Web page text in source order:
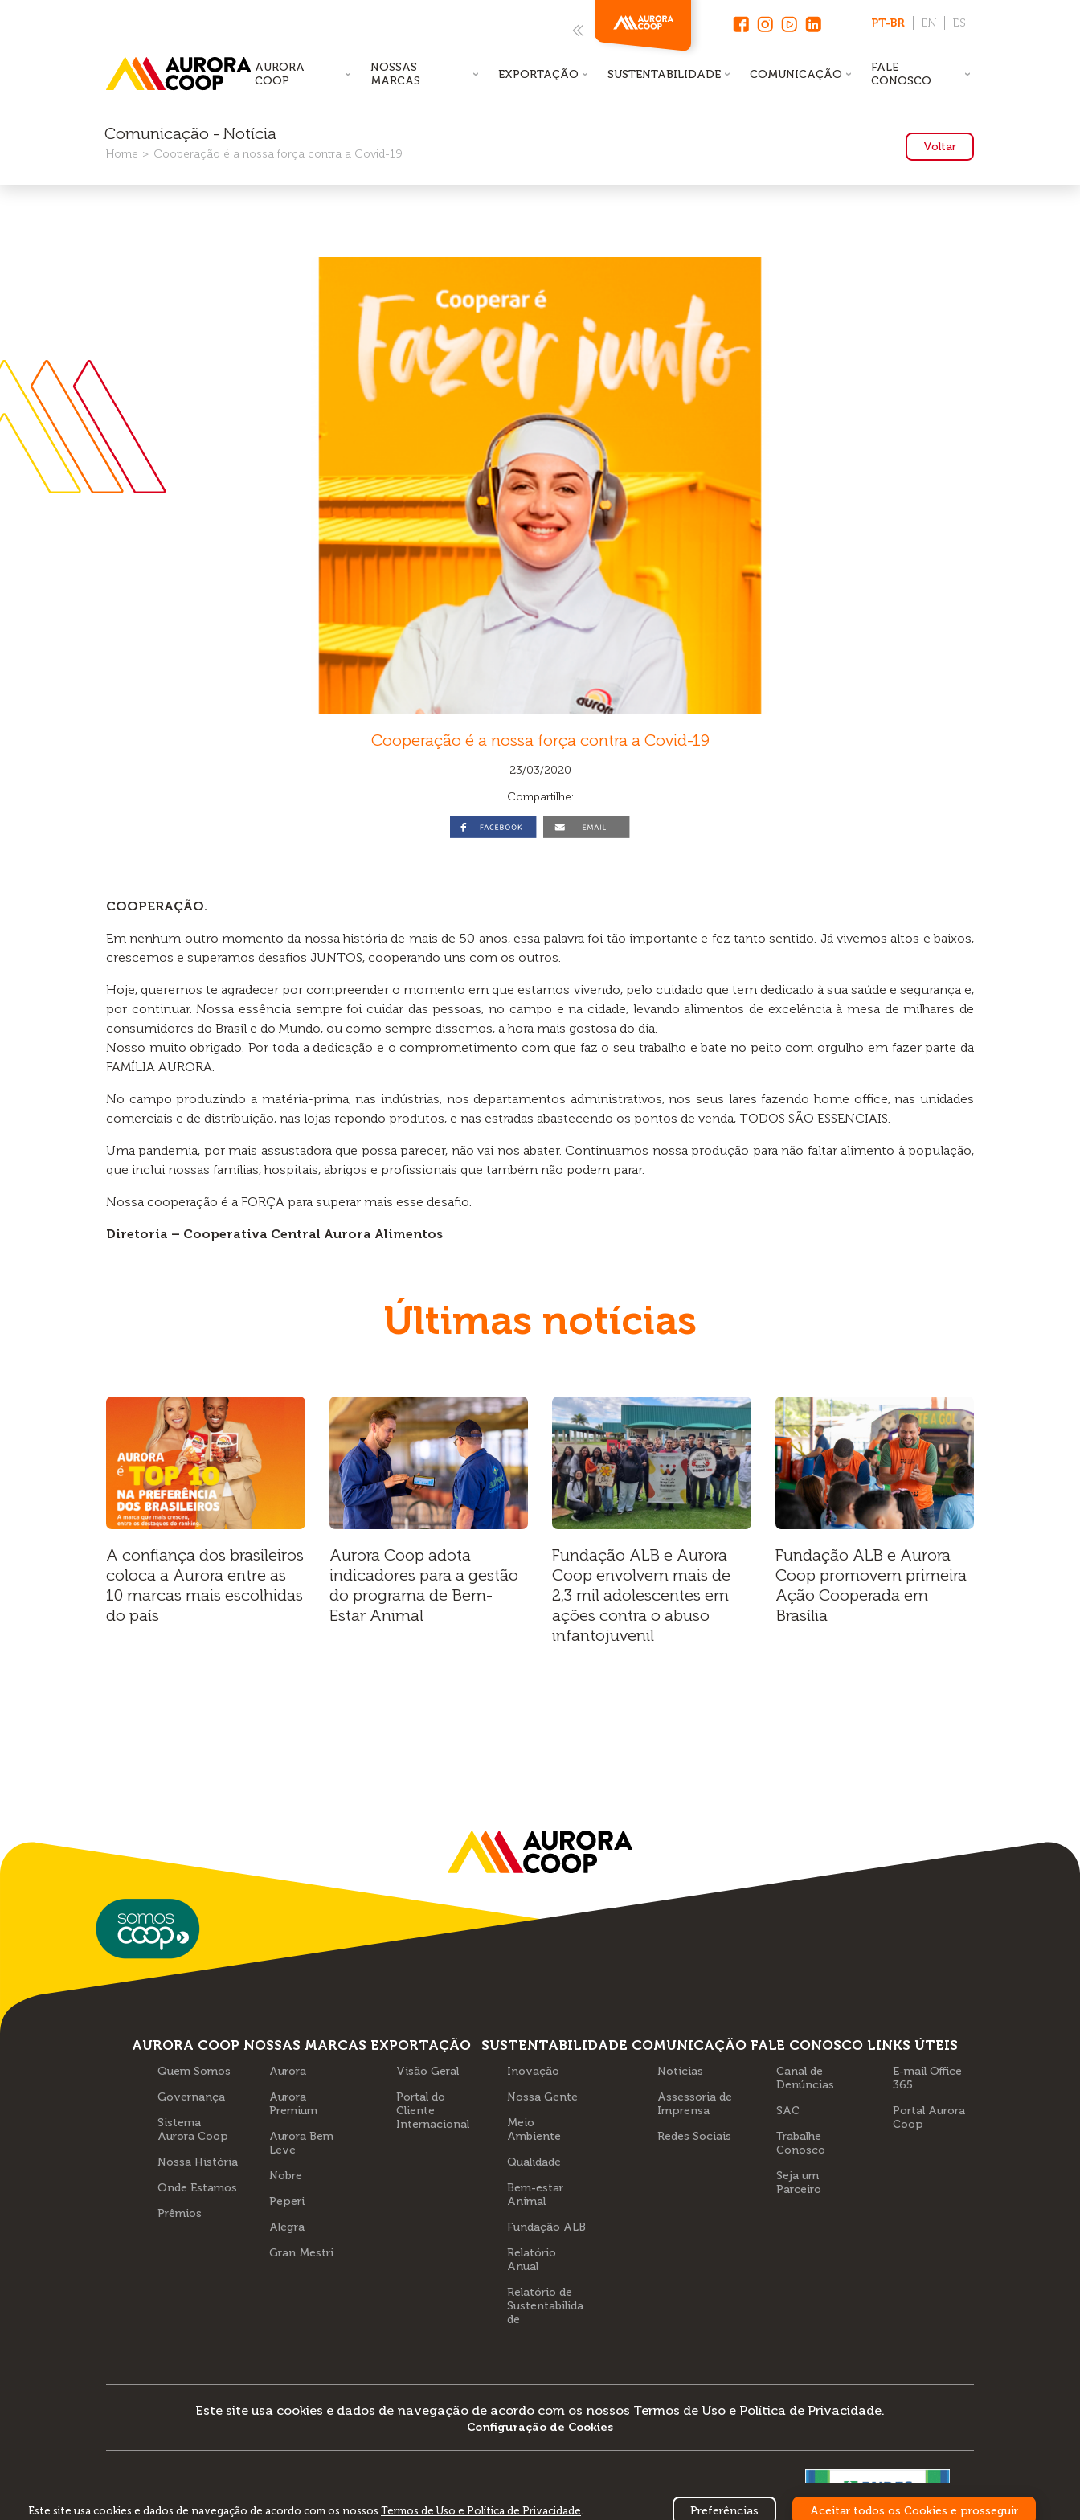
PT-BR EN ES
AURORA
COOP
NOSSAS
MARCAS
EXPORTAÇÃO SUSTENTABILIDADE COMUNICAÇÃO
FALE
CONOSCO
Comunicação - Notícia
Home Cooperação é a nossa força contra a Covid-19
Voltar
Cooperação é a nossa força contra a Covid-19
23/03/2020
Compartilhe:
COOPERAÇÃO.
Em nenhum outro momento da nossa história de mais de 50 anos, essa palavra foi tão importante e fez tanto sentido. Já vivemos altos e baixos,
crescemos e superamos desafios JUNTOS, cooperando uns com os outros.
Hoje, queremos te agradecer por compreender o momento em que estamos vivendo, pelo cuidado que tem dedicado à sua saúde e segurança e,
por continuar. Nossa essência sempre foi cuidar das pessoas, no campo e na cidade, levando alimentos de excelência à mesa de milhares de
consumidores do Brasil e do Mundo, ou como sempre dissemos, a hora mais gostosa do dia.
Nosso muito obrigado. Por toda a dedicação e o comprometimento com que faz o seu trabalho e bate no peito com orgulho em fazer parte da
FAMÍLIA AURORA.
No campo produzindo a matéria-prima, nas indústrias, nos departamentos administrativos, nos seus lares fazendo home office, nas unidades
comerciais e de distribuição, nas lojas repondo produtos, e nas estradas abastecendo os pontos de venda, TODOS SÃO ESSENCIAIS.
Uma pandemia, por mais assustadora que possa parecer, não vai nos abater. Continuamos nossa produção para não faltar alimento à população,
que inclui nossas famílias, hospitais, abrigos e profissionais que também não podem parar.
Nossa cooperação é a FORÇA para superar mais esse desafio.
Diretoria – Cooperativa Central Aurora Alimentos
Últimas notícias
A confiança dos brasileiros
coloca a Aurora entre as
10 marcas mais escolhidas
do país
Aurora Coop adota
indicadores para a gestão
do programa de Bem-
Estar Animal
Fundação ALB e Aurora
Coop envolvem mais de
2,3 mil adolescentes em
ações contra o abuso
infantojuvenil
Fundação ALB e Aurora
Coop promovem primeira
Ação Cooperada em
Brasília
AURORA COOP
Quem Somos
Governança
Sistema
Aurora Coop
Nossa História
Onde Estamos
Prêmios
NOSSAS MARCAS
Aurora
Aurora
Premium
Aurora Bem
Leve
Nobre
Peperi
Alegra
Gran Mestri
EXPORTAÇÃO
Visão Geral
Portal do
Cliente
Internacional
SUSTENTABILIDADE
Inovação
Nossa Gente
Meio
Ambiente
Qualidade
Bem-estar
Animal
Fundação ALB
Relatório
Anual
Relatório de
Sustentabilida
de
COMUNICAÇÃO
Notícias
Assessoria de
Imprensa
Redes Sociais
FALE CONOSCO
Canal de
Denúncias
SAC
Trabalhe
Conosco
Seja um
Parceiro
LINKS ÚTEIS
E-mail Office
365
Portal Aurora
Coop
Este site usa cookies e dados de navegação de acordo com os nossos Termos de Uso e Política de Privacidade.
Configuração de Cookies
DESENVOLVIMENTO:
Este site usa cookies e dados de navegação de acordo com os nossos Termos de Uso e Política de Privacidade. Preferências Aceitar todos os Cookies e prosseguir